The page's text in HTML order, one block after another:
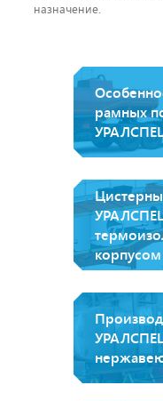
назначение.
рамных
корпусом